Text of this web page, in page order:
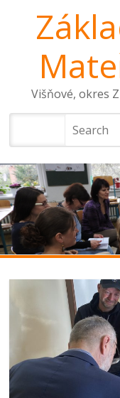
Višňové, okres